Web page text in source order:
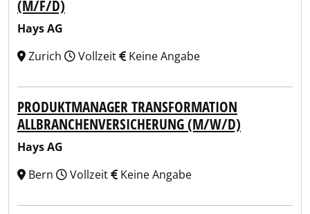
(M/F/D)
Hays AG
Zurich
Vollzeit Keine Angabe
PRODUKTMANAGER TRANSFORMATION
ALLBRANCHENVERSICHERUNG (M/W/D)
Hays AG
Bern
Vollzeit Keine Angabe